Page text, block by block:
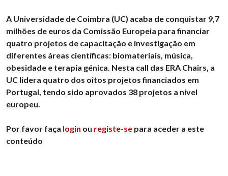
A Universidade de Coimbra (UC) acaba de conquistar 9,7
milhões de euros da Comissão Europeia para financiar
quatro projetos de capacitação e investigação em
diferentes áreas científicas: biomateriais, música,
obesidade e terapia génica. Nesta call das ERA Chairs, a
UC lidera quatro dos oitos projetos financiados em
Portugal, tendo sido aprovados 38 projetos a nível
europeu.
Por favor faça login ou registe-se para aceder a este
conteúdo